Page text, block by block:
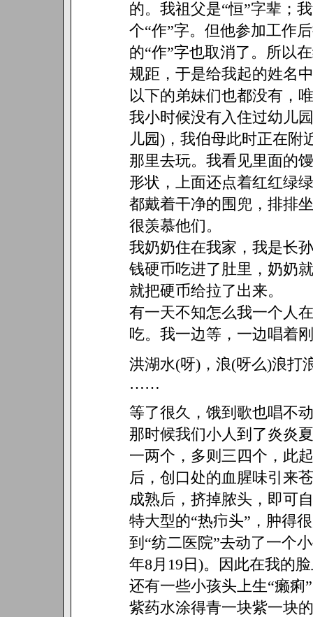
的。我祖父是“恒”字辈；
个“作”字。但他参加工作
的“作”字也取消了。所以
规距，于是给我起的姓名
以下的弟妹们也都没有，
我小时候没有入住过幼儿
儿园)，我伯母此时正在附
那里去玩。我看见里面的
形状，上面还点着红红绿
都戴着干净的围兜，排排
很羡慕他们。
我奶奶住在我家，我是长
钱硬币吃进了肚里，奶奶
就把硬币给拉了出来。
有一天不知怎么我一个人
吃。我一边等，一边唱着
洪湖水(呀)，浪(呀么)浪打
……
等了很久，饿到歌也唱不
那时候我们小人到了炎炎
一两个，多则三四个，此
后，创口处的血腥味引来
成熟后，挤掉脓头，即可
特大型的“热疖头”，肿得
到“纺二医院”去动了一个
年8月19日)。因此在我的
还有一些小孩头上生“癞痢
紫药水涂得青一块紫一块